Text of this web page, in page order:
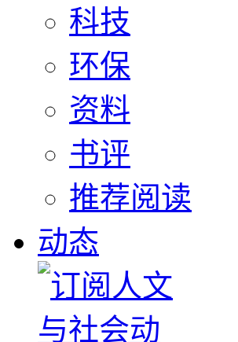
科技
环保
资料
书评
推荐阅读
动态